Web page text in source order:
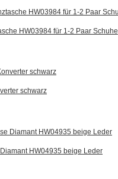
HW03984 für 1-2 Paar Schuhe
schwarz
HW04935 beige Leder